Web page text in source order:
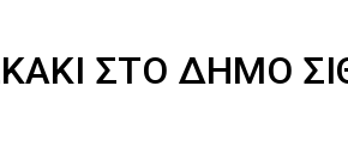
ΣΤΟ ΔΗΜΟ